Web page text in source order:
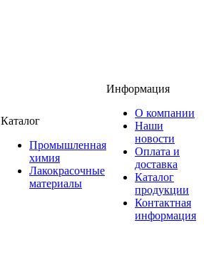
Каталог
Промышленная
химия
Лакокрасочные
материалы
Информация
О компании
Наши
новости
Оплата и
доставка
Каталог
продукции
Контактная
информация